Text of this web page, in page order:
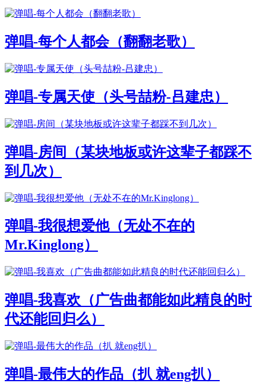
弹唱-每个人都会（翻翻老歌）
弹唱-专属天使（头号喆粉-吕建忠）
弹唱-房间（某块地板或许这辈子都踩不
到几次）
弹唱-我很想爱他（无处不在的
Mr.Kinglong）
弹唱-我喜欢（广告曲都能如此精良的时
代还能回归么）
弹唱-最伟大的作品（扒 就eng扒）